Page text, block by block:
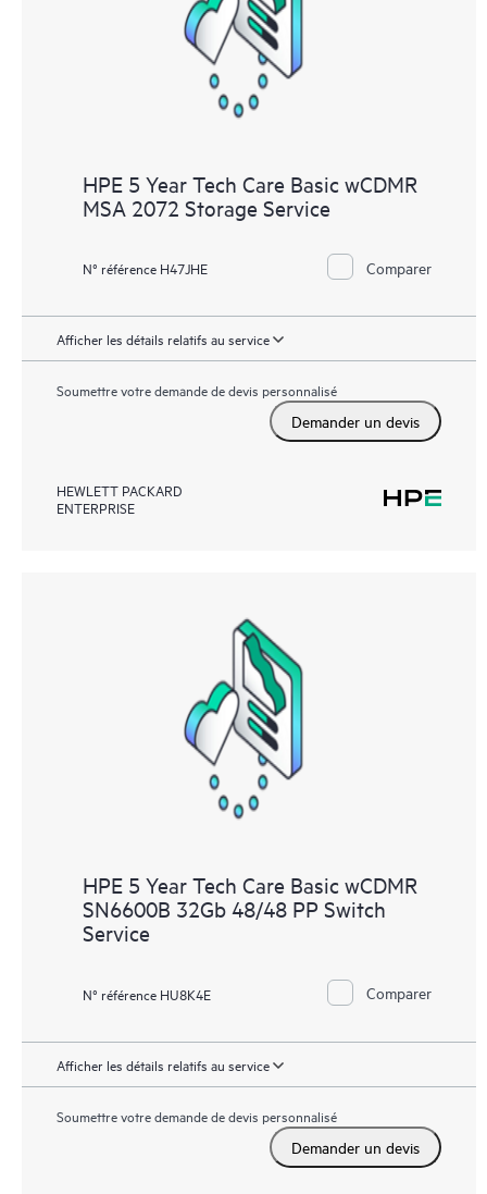
comprenant comment ces produits interagissent ensemble. Les
nouveaux outils en libre-service permettent aux Clients
d’effectuer certaines activités sans avoir à ouvrir un incident de
support, tout en fournissant un portail de ressources de
opérationnelle et l’optimisation des performances de la
périphérie au cloud.
HPE 5 Year Tech Care Basic wCDMR
MSA 2072 Storage Service
N° référence H47JHE Comparer
Afficher les détails relatifs au service
Soumettre votre demande de devis personnalisé
Demander un devis
HEWLETT PACKARD
ENTERPRISE
HPE 5 Year Tech Care Basic wCDMR
SN6600B 32Gb 48/48 PP Switch
Service
N° référence HU8K4E Comparer
Afficher les détails relatifs au service
Soumettre votre demande de devis personnalisé
Demander un devis